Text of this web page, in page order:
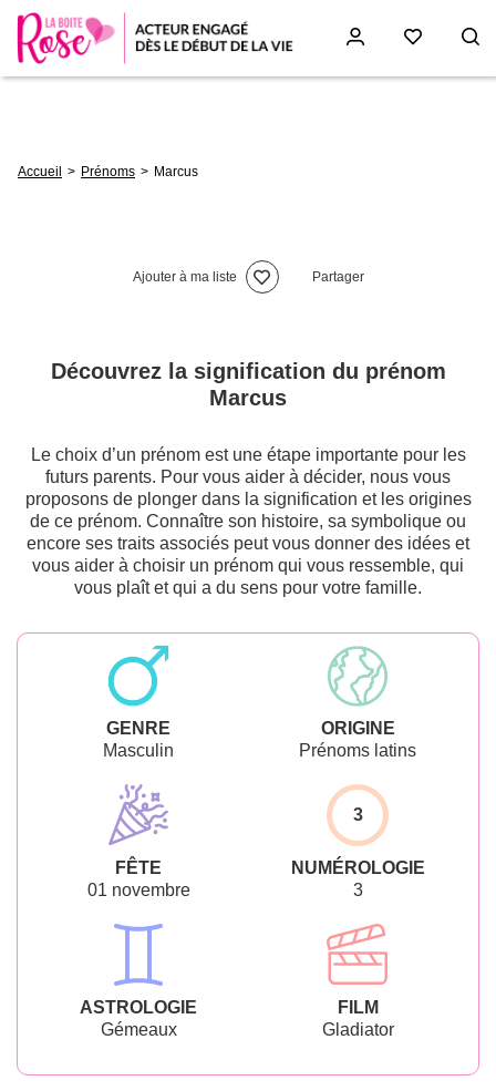
d'Ariane
Accueil Prénoms Marcus
Ajouter à ma liste Partager
Découvrez la signification du prénom
Marcus
Le choix d’un prénom est une étape importante pour les
futurs parents. Pour vous aider à décider, nous vous
proposons de plonger dans la signification et les origines
de ce prénom. Connaître son histoire, sa symbolique ou
encore ses traits associés peut vous donner des idées et
vous aider à choisir un prénom qui vous ressemble, qui
vous plaît et qui a du sens pour votre famille.
GENRE
Masculin
ORIGINE
Prénoms latins
FÊTE
01 novembre
3
NUMÉROLOGIE
3
ASTROLOGIE
Gémeaux
FILM
Gladiator